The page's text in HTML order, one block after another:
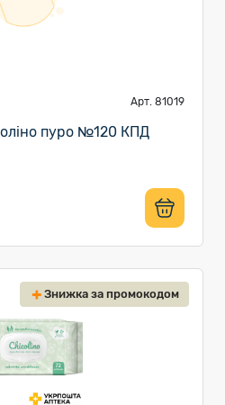
Арт. 81019
пуро №120 КПД
Знижка за промокодом